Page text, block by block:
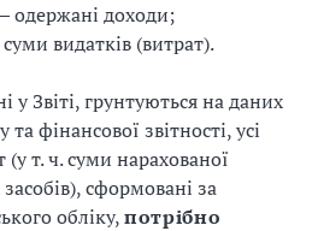
одержані доходи;
видатків (витрат).
у Звіті, грунтуються на даних
фінансової звітності, усі
(у т. ч. суми нарахованої
сформовані за
обліку,потрібно